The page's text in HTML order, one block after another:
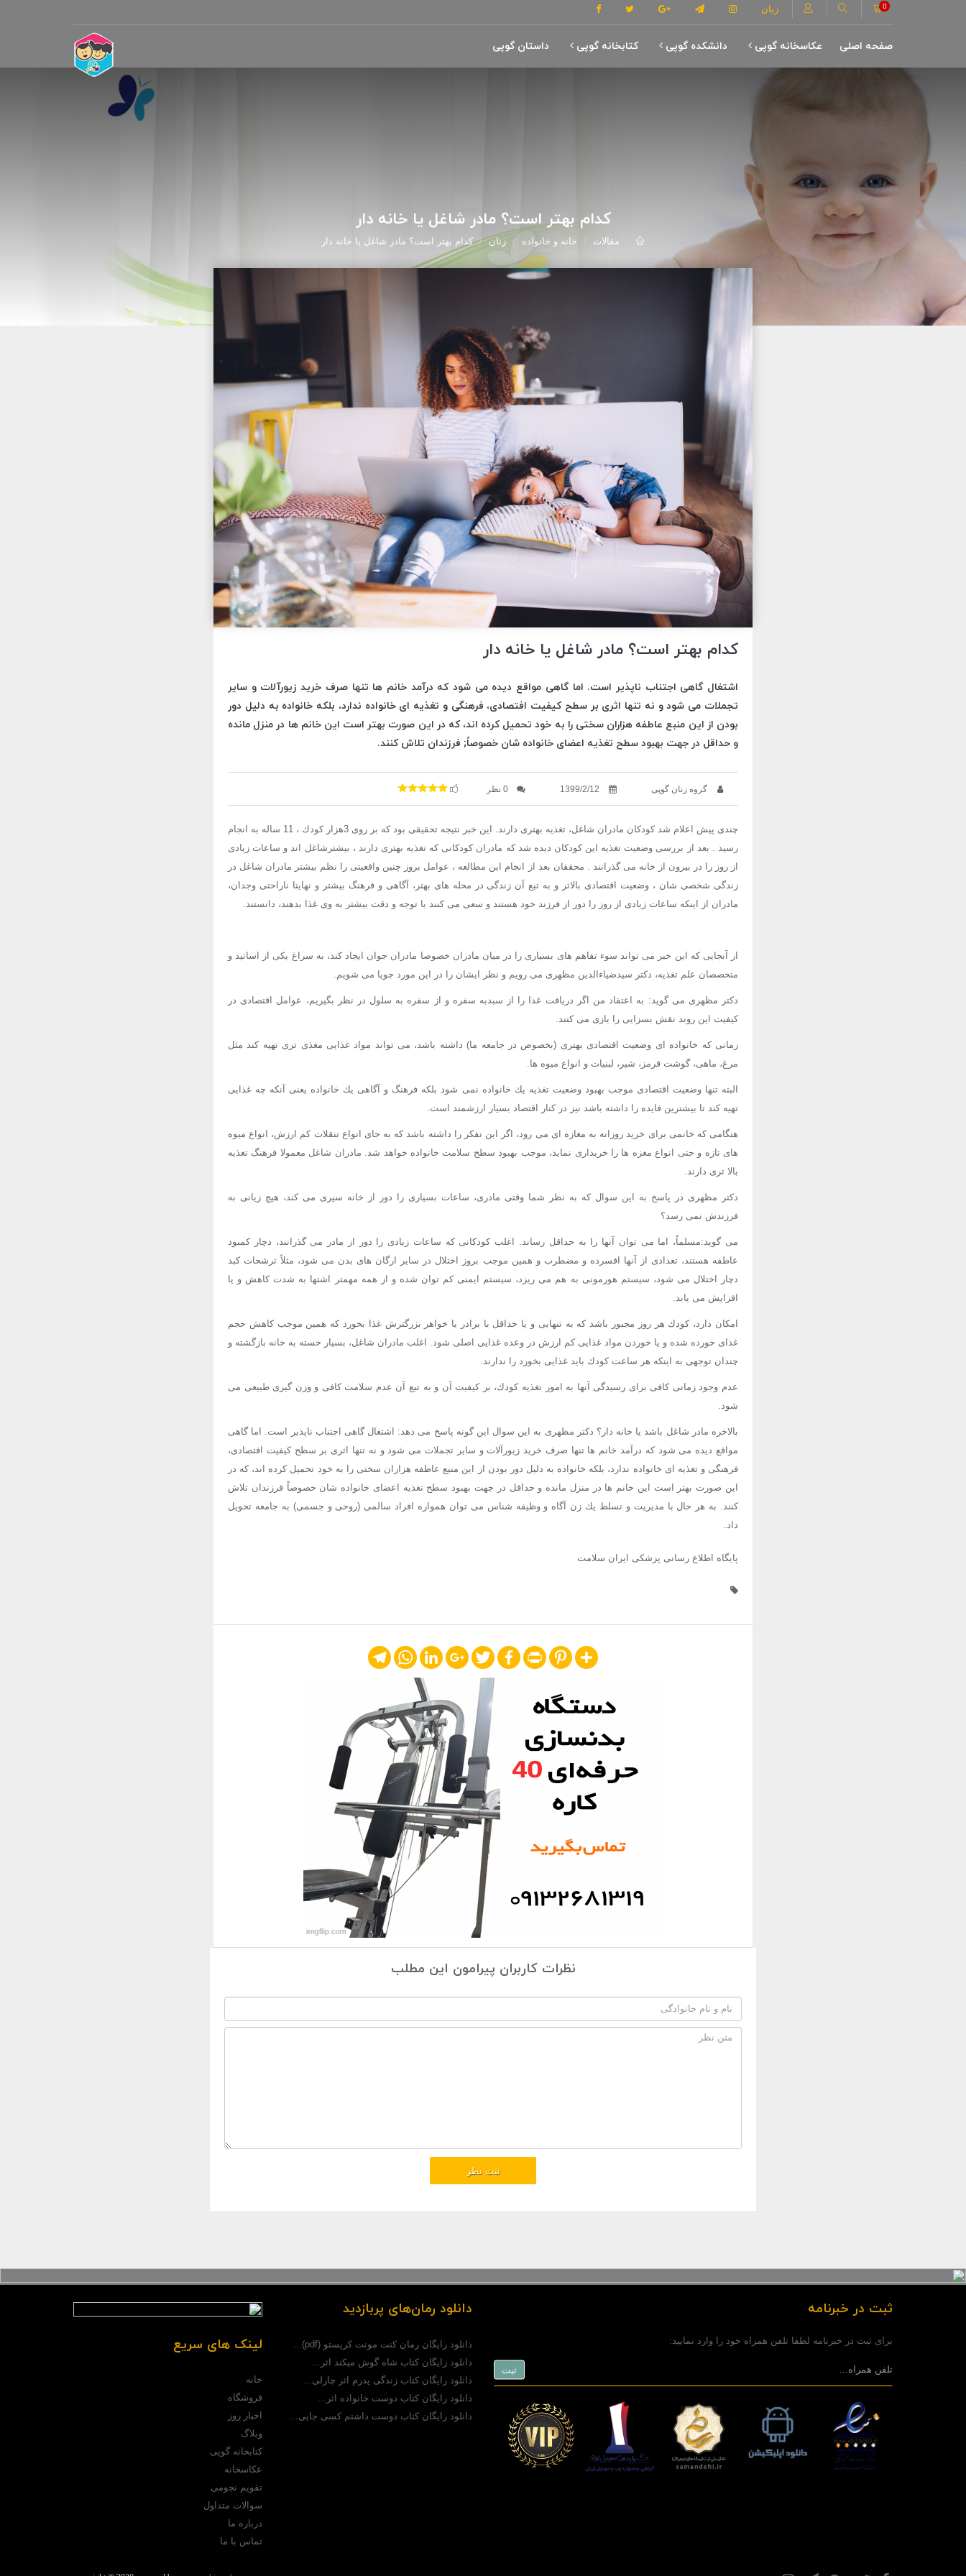
زبان 0
صفحه اصلی عکاسخانه گوپی دانشکده گوپی کتابخانه گوپی داستان گوپی
کدام بهتر است؟ مادر شاغل یا خانه دار
مقالات خانه و خانواده زنان کدام بهتر است؟ مادر شاغل یا خانه دار
کدام بهتر است؟ مادر شاغل یا خانه دار
اشتغال گاهی اجتناب ناپذیر است. اما گاهی مواقع دیده می شود که درآمد خانم ها تنها صرف خرید زیورآلات و سایر
تجملات می شود و نه تنها اثری بر سطح کیفیت افتصادی، فرهنگی و تغذیه ای خانواده ندارد، بلکه خانواده به دلیل دور
بودن از این منبع عاطفه هزاران سختی را به خود تحمیل کرده اند، که در این صورت بهتر است این خانم ها در منزل مانده
و حداقل در جهت بهبود سطح تغذیه اعضای خانواده شان خصوصاً; فرزندان تلاش کنند.
گروه زنان گوپی 1399/2/12 0 نظر
چندی پیش اعلام شد كودكان مادران شاغل، تغذیه بهتری دارند. این خبر نتیجه تحقیقی بود كه بر روی 3هزار كودك ، 11 ساله به انجام
رسید . بعد از بررسی وضعیت تغذیه این كودكان دیده شد كه مادران كودكانی كه تغذیه بهتری دارند ، بیشترشاغل اند و ساعات زیادی
از روز را در بیرون از خانه می گذرانند . محققان بعد از انجام این مطالعه ، عوامل بروز چنین واقعیتی را نظم بیشتر مادران شاغل در
زندگی شخصی شان ، وضعیت اقتصادی بالاتر و به تبع آن زندگی در محله های بهتر، آگاهی و فرهنگ بیشتر و نهایتا ناراحتی وجدان،
مادران از اینكه ساعات زیادی از روز را دور از فرزند خود هستند و سعی می كنند با توجه و دقت بیشتر به وی غذا بدهند، دانستند.
از آنجایی كه این خبر می تواند سوء تفاهم های بسیاری را در میان مادران خصوصا مادران جوان ایجاد كند، به سراغ یكی از اساتید و
متخصصان علم تغذیه، دكتر سیدضیاءالدین مظهری می رویم و نظر ایشان را در این مورد جویا می شویم.
دكتر مظهری می گوید: به اعتقاد من اگر دریافت غذا را از سبدبه سفره و از سفره به سلول در نظر بگیریم، عوامل اقتصادی در
كیفیت این روند نقش بسزایی را بازی می كنند.
زمانی كه خانواده ای وضعیت اقتصادی بهتری (بخصوص در جامعه ما) داشته باشد، می تواند مواد غذایی مغذی تری تهیه كند مثل
مرغ، ماهی، گوشت قرمز، شیر، لبنیات و انواع میوه ها.
البته تنها وضعیت اقتصادی موجب بهبود وضعیت تغذیه یك خانواده نمی شود بلكه فرهنگ و آگاهی یك خانواده یعنی آنكه چه غذایی
تهیه كند تا بیشترین فایده را داشته باشد نیز در كنار اقتصاد بسیار ارزشمند است.
هنگامی كه خانمی برای خرید روزانه به مغازه ای می رود، اگر این تفكر را داشته باشد كه به جای انواع تنقلات كم ارزش، انواع میوه
های تازه و حتی انواع مغزه ها را خریداری نماید، موجب بهبود سطح سلامت خانواده خواهد شد. مادران شاغل معمولا فرهنگ تغذیه
بالا تری دارند.
دكتر مظهری در پاسخ به این سوال كه به نظر شما وقتی مادری، ساعات بسیاری را دور از خانه سپری می كند، هیچ زیانی به
فرزندش نمی رسد؟
می گوید:مسلماً، اما می توان آنها را به حداقل رساند. اغلب كودكانی كه ساعات زیادی را دور از مادر می گذرانند، دچار كمبود
عاطفه هستند، تعدادی از آنها افسرده و مضطرب و همین موجب بروز اختلال در سایر ارگان های بدن می شود، مثلاً ترشحات كبد
دچار اختلال می شود، سیستم هورمونی به هم می ریزد، سیستم ایمنی كم توان شده و از همه مهمتر اشتها به شدت كاهش و یا
افزایش می یابد.
امكان دارد، كودك هر روز مجبور باشد كه به تنهایی و یا حداقل با برادر یا خواهر بزرگترش غذا بخورد كه همین موجب كاهش حجم
غذای خورده شده و یا خوردن مواد غذایی كم ارزش در وعده غذایی اصلی شود. اغلب مادران شاغل، بسیار خسته به خانه بازگشته و
چندان توجهی به اینكه هر ساعت كودك باید غذایی بخورد را ندارند.
عدم وجود زمانی كافی برای رسیدگی آنها به امور تغذیه كودك، بر كیفیت آن و به تبع آن عدم سلامت كافی و وزن گیری طبیعی می
شود.
بالاخره مادر شاغل باشد یا خانه دار؟ دكتر مظهری به این سوال این گونه پاسخ می دهد: اشتغال گاهی اجتناب ناپذیر است. اما گاهی
مواقع دیده می شود كه درآمد خانم ها تنها صرف خرید زیورآلات و سایر تجملات می شود و نه تنها اثری بر سطح كیفیت افتصادی،
فرهنگی و تغذیه ای خانواده ندارد، بلكه خانواده به دلیل دور بودن از این منبع عاطفه هزاران سختی را به خود تحمیل كرده اند، كه در
این صورت بهتر است این خانم ها در منزل مانده و حداقل در جهت بهبود سطح تغذیه اعضای خانواده شان خصوصاً فرزندان تلاش
كنند. به هر حال با مدیریت و تسلط یك زن آگاه و وظیفه شناس می توان همواره افراد سالمی (روحی و جسمی) به جامعه تحویل
داد.
پایگاه اطلاع رسانی پزشکی ایران سلامت
Share
Pinterest
Print
Facebook
Twitter
Google+
LinkedIn
WhatsApp
Telegram
نظرات کاربران پیرامون این مطلب
لینک های سریع
خانه
فروشگاه
اخبار روز
وبلاگ
کتابخانه گوپی
عکاسخانه
تقویم نجومی
سوالات متداول
درباره ما
تماس با ما
دانلود رمان‌های پربازدید
دانلود رایگان رمان کنت مونت کریستو (pdf)...
دانلود رایگان کتاب شاه گوش میکند اثر...
دانلود رایگان کتاب زندگی پدرم اثر چارلی...
دانلود رایگان کتاب دوست خانواده اثر...
دانلود رایگان کتاب دوست داشتم کسی جایی...
ثبت در خبرنامه
برای ثبت در خبرنامه لطفا تلفن همراه خود را وارد نمایید: